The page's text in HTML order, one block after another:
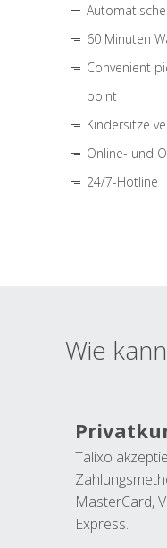
60 Minuten
Convenient
point
Kindersitze
Online- und
24/7-Hotline
Wie
Talixo
MasterCard,
Express.